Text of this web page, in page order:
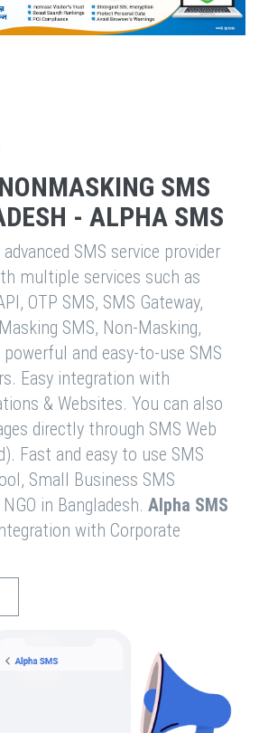
SMS
- ALPHA SMS
advanced SMS service provider
multiple services such as
OTP SMS, SMS Gateway,
SMS, Non-Masking,
and easy-to-use SMS
Easy integration with
& Websites. You can also
directly through SMS Web
Fast and easy to use SMS
Small Business SMS
in Bangladesh. Alpha SMS
with Corporate